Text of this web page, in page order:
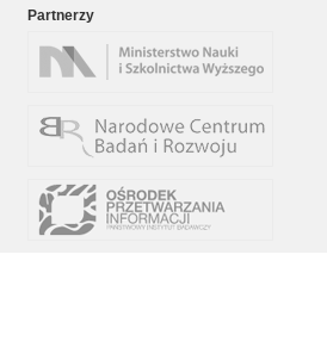
Partnerzy